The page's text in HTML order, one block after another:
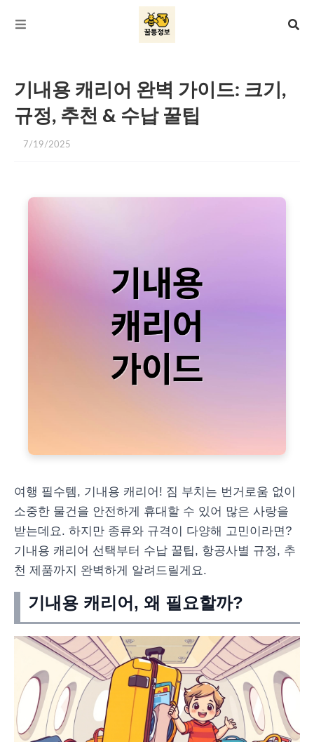
기내용 캐리어 완벽 가이드: 크기,
규정, 추천 & 수납 꿀팁
7/19/2025
여행 필수템, 기내용 캐리어! 짐 부치는 번거로움 없이
소중한 물건을 안전하게 휴대할 수 있어 많은 사랑을
받는데요. 하지만 종류와 규격이 다양해 고민이라면?
기내용 캐리어 선택부터 수납 꿀팁, 항공사별 규정, 추
천 제품까지 완벽하게 알려드릴게요.
기내용 캐리어, 왜 필요할까?